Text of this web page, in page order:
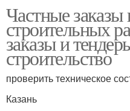
Частные
строительных
заказы и
строительство
проверить техническое
Казань